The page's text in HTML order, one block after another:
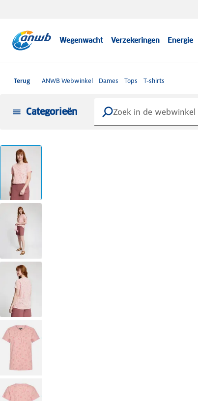
Wegenwacht Verzekeringen Energie
Terug ANWB Webwinkel Dames Tops T-shirts
Categorieën